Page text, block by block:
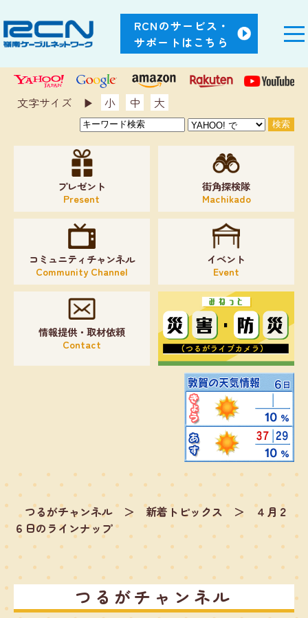
RCNのサービス・
サポートはこちら
文字サイズ ▶︎ 小 中 大
プレゼント
Present
街角探検隊
Machikado
コミュニティチャンネル
Community Channel
イベント
Event
情報提供・取材依頼
Contact
つるがチャンネル ＞ 新着トピックス ＞
４月２
６日のラインナップ
つるがチャンネル